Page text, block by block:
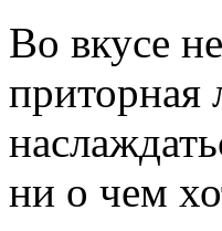
Во вкусе
приторная
ни о чем